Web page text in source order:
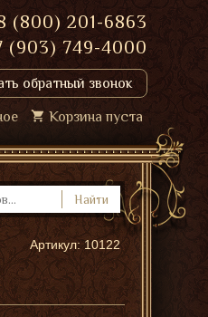
(800) 201-6863
(903) 749-4000
обратный звонок
Корзина пуста
Найти
Артикул: 10122